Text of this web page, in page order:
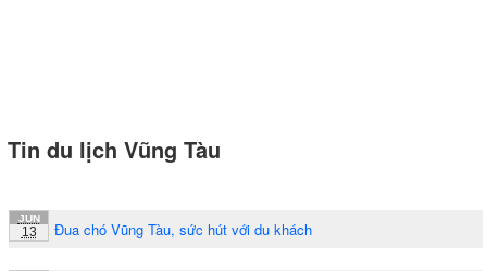
Tin du lịch Vũng Tàu
JUN
13 Đua chó Vũng Tàu, sức hút với du khách